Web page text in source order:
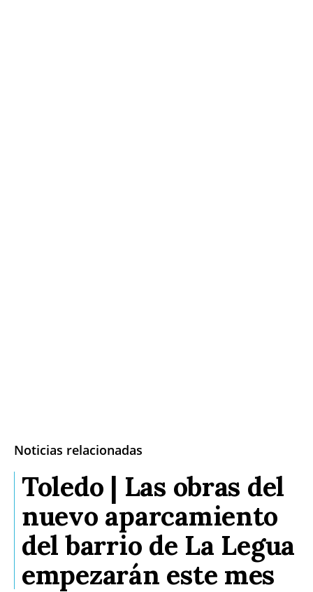
Noticias relacionadas
Toledo | Las obras del
nuevo aparcamiento
del barrio de La Legua
empezarán este mes